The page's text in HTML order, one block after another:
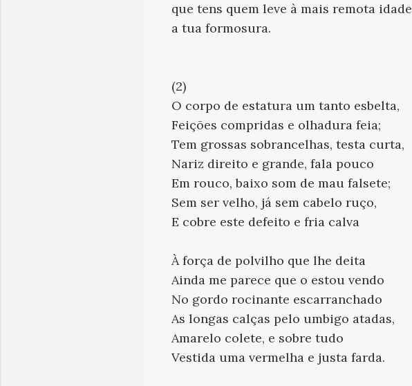
que tens quem leve à mais remota idade
a tua formosura.
(2)
O corpo de estatura um tanto esbelta,
Feições compridas e olhadura feia;
Tem grossas sobrancelhas, testa curta,
Nariz direito e grande, fala pouco
Em rouco, baixo som de mau falsete;
Sem ser velho, já sem cabelo ruço,
E cobre este defeito e fria calva
À força de polvilho que lhe deita
Ainda me parece que o estou vendo
No gordo rocinante escarranchado
As longas calças pelo umbigo atadas,
Amarelo colete, e sobre tudo
Vestida uma vermelha e justa farda.